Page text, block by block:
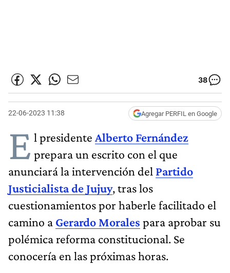
38
22-06-2023 11:38 Agregar PERFIL en Google
E l presidente Alberto Fernández
prepara un escrito con el que
anunciará la intervención del Partido
Justicialista de Jujuy, tras los
cuestionamientos por haberle facilitado el
camino a Gerardo Morales para aprobar su
polémica reforma constitucional. Se
conocería en las próximas horas.